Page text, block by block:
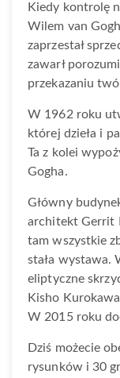
Kiedy kontrolę
Wilem van
zaprzestał
zawarł
przekazaniu
W 1962 roku
której dzieła i
Ta z kolei
Gogha.
Główny
architekt Gerrit
tam wszystkie
stała wystawa.
eliptyczne
Kisho
W 2015 roku
Dziś możecie
rysunków i 30